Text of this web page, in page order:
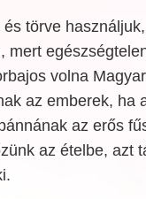
törve
mert
volna
az emberek, ha
az erős
az ételbe, azt